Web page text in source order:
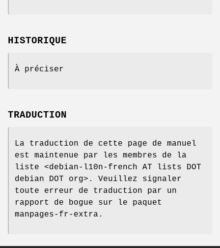
HISTORIQUE
À préciser
TRADUCTION
La traduction de cette page de manuel
est maintenue par les membres de la
liste <debian-l10n-french AT lists DOT
debian DOT org>. Veuillez signaler
toute erreur de traduction par un
rapport de bogue sur le paquet
manpages-fr-extra.